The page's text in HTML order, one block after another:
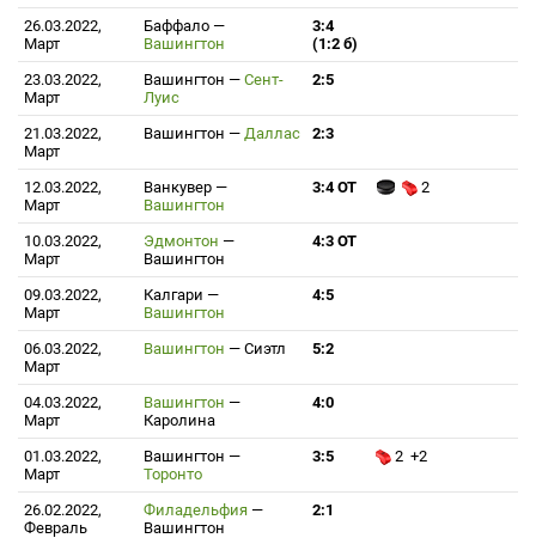
26.03.2022,
Март
Баффало —
Вашингтон
3:4
(1:2 б)
23.03.2022,
Март
Вашингтон — Сент-
Луис
2:5
21.03.2022,
Март
Вашингтон — Даллас 2:3
12.03.2022,
Март
Ванкувер —
Вашингтон
3:4 ОТ 2
10.03.2022,
Март
Эдмонтон —
Вашингтон
4:3 ОТ
09.03.2022,
Март
Калгари —
Вашингтон
4:5
06.03.2022,
Март
Вашингтон — Сиэтл 5:2
04.03.2022,
Март
Вашингтон —
Каролина
4:0
01.03.2022,
Март
Вашингтон —
Торонто
3:5 2 +2
26.02.2022,
Февраль
Филадельфия —
Вашингтон
2:1